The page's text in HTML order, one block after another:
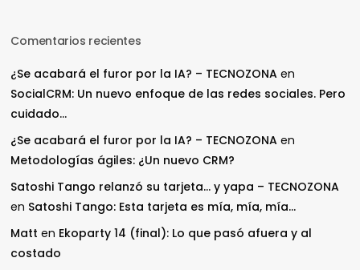
Comentarios recientes
¿Se acabará el furor por la IA? – TECNOZONA en
SocialCRM: Un nuevo enfoque de las redes sociales. Pero
cuidado…
¿Se acabará el furor por la IA? – TECNOZONA en
Metodologías ágiles: ¿Un nuevo CRM?
Satoshi Tango relanzó su tarjeta… y yapa – TECNOZONA
en Satoshi Tango: Esta tarjeta es mía, mía, mía…
Matt en Ekoparty 14 (final): Lo que pasó afuera y al
costado